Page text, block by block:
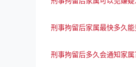
刑事拘留后家属最快多久能
刑事拘留后多久会通知家